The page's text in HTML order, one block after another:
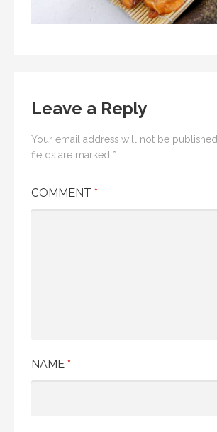
Leave a Reply
Your email address will not be published.
fields are marked *
COMMENT *
NAME *